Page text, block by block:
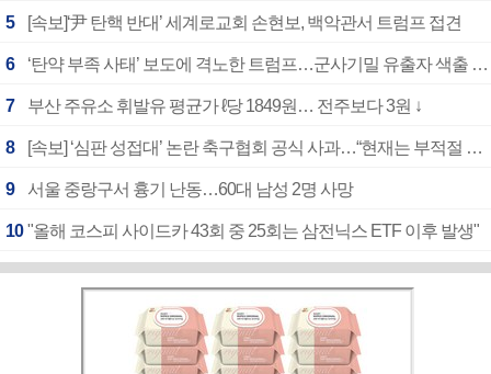
5 [속보]‘尹 탄핵 반대’ 세계로교회 손현보, 백악관서 트럼프 접견
6 ‘탄약 부족 사태’ 보도에 격노한 트럼프…군사기밀 유출자 색출 지시
7 부산 주유소 휘발유 평균가 ℓ당 1849원… 전주보다 3원 ↓
8 [속보] ‘심판 성접대’ 논란 축구협회 공식 사과…“현재는 부적절 행위 없어”
9 서울 중랑구서 흉기 난동…60대 남성 2명 사망
10 "올해 코스피 사이드카 43회 중 25회는 삼전닉스 ETF 이후 발생"